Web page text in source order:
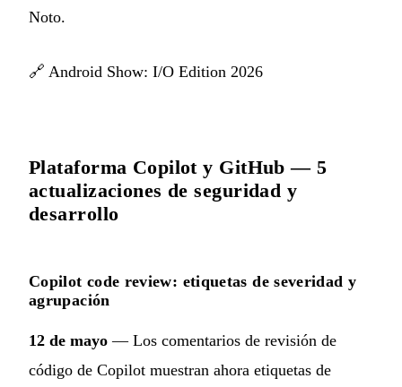
Noto.
🔗 Android Show: I/O Edition 2026
Plataforma Copilot y GitHub — 5
actualizaciones de seguridad y
desarrollo
Copilot code review: etiquetas de severidad y
agrupación
12 de mayo — Los comentarios de revisión de
código de Copilot muestran ahora etiquetas de